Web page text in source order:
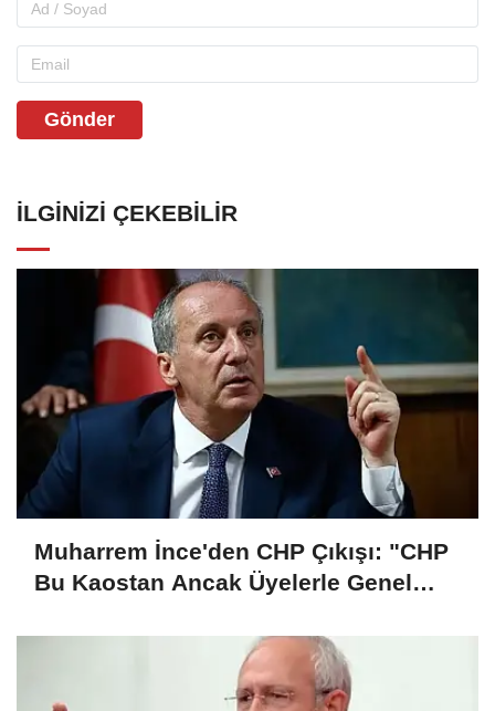
Gönder
İLGINIZI ÇEKEBILIR
Muharrem İnce'den CHP Çıkışı: "CHP
Bu Kaostan Ancak Üyelerle Genel